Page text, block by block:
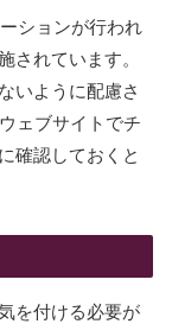
ションが行われ
されています。
いように配慮さ
ェブサイトでチ
確認しておくと
を付ける必要が